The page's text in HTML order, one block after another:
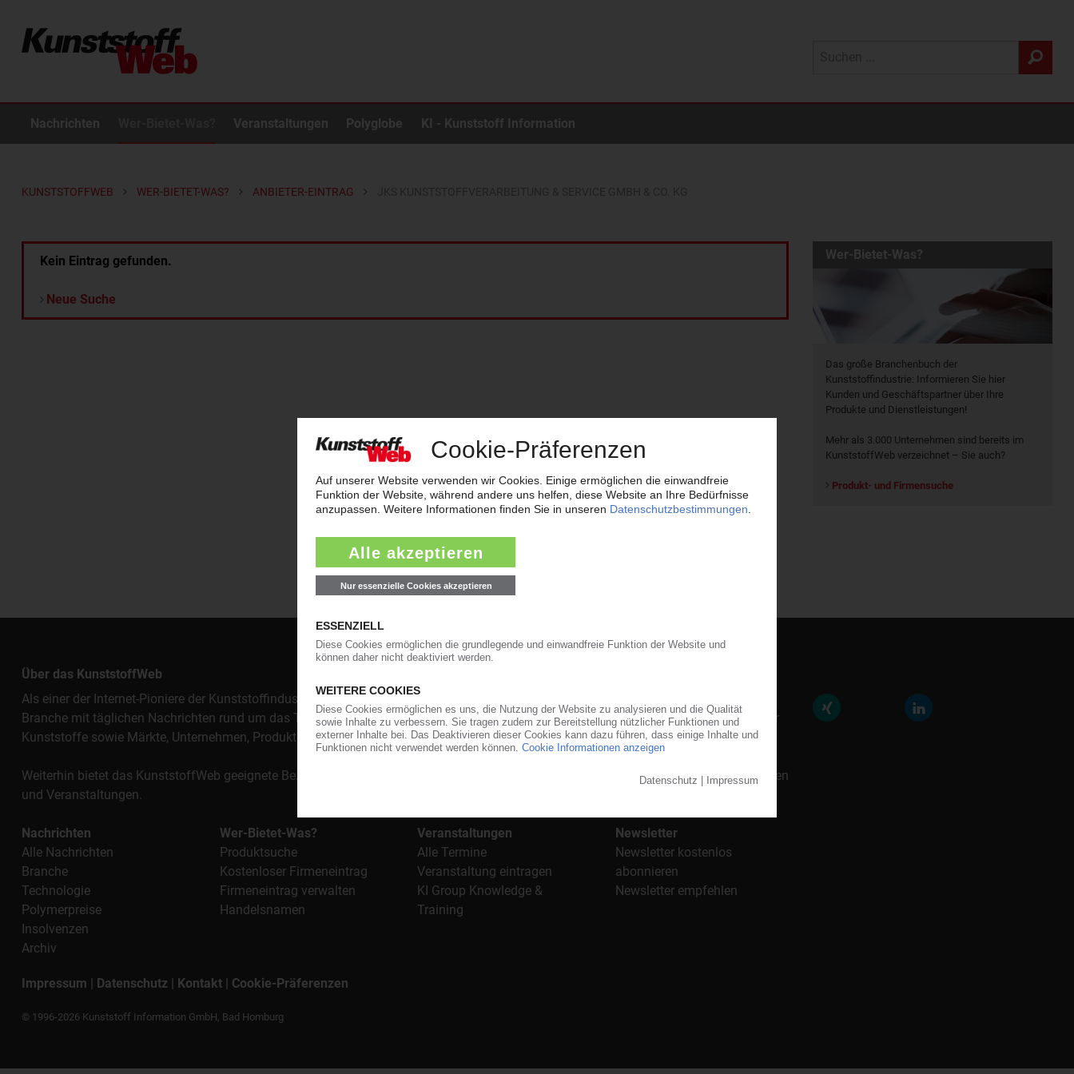
Nachrichten Veranstaltungen Polyglobe KI - Kunststoff Information
KUNSTSTOFFWEB WER-BIETET-WAS? ANBIETER-EINTRAG
Kein Eintrag gefunden.
Neue Suche
Wer-Bietet-Was?
Das große Branchenbuch der
Kunststoffindustrie: Informieren Sie hier
Kunden und Geschäftspartner über Ihre
Produkte und Dienstleistungen!
Mehr als 3.000 Unternehmen sind bereits im
KunststoffWeb verzeichnet – Sie auch?
Produkt- und Firmensuche
Über das KunststoffWeb
Als einer der Internet-Pioniere der Kunststoffindustrie versorgt das KunststoffWeb bereits seit 1996 die Fach- und Führungskräfte der
Branche mit täglichen Nachrichten rund um das Thema "Kunststoffe". Im Fokus der Berichterstattung ist dabei die Preisentwicklung für
Kunststoffe sowie Märkte, Unternehmen, Produkte, Material, Anwendungen und Verpackungen.
Weiterhin bietet das KunststoffWeb geeignete Bezugsquellen für den Einkauf sowie nützlichen Service-Informationen wie Handelsnamen
und Veranstaltungen.
Nachrichten
Alle Nachrichten
Branche
Technologie
Polymerpreise
Insolvenzen
Archiv
Wer-Bietet-Was?
Produktsuche
Kostenloser Firmeneintrag
Firmeneintrag verwalten
Handelsnamen
Veranstaltungen
Alle Termine
Veranstaltung eintragen
KI Group Knowledge &
Training
Newsletter
Newsletter kostenlos
abonnieren
Newsletter empfehlen
Impressum | Datenschutz | Kontakt | Cookie-Präferenzen
© 1996-2026 Kunststoff Information GmbH, Bad Homburg